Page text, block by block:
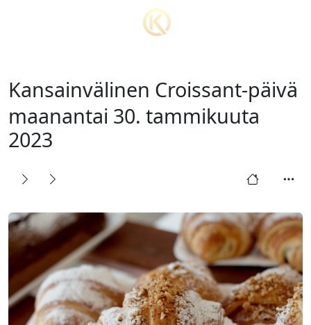
Kansainvälinen Croissant-päivä
maanantai 30. tammikuuta
2023